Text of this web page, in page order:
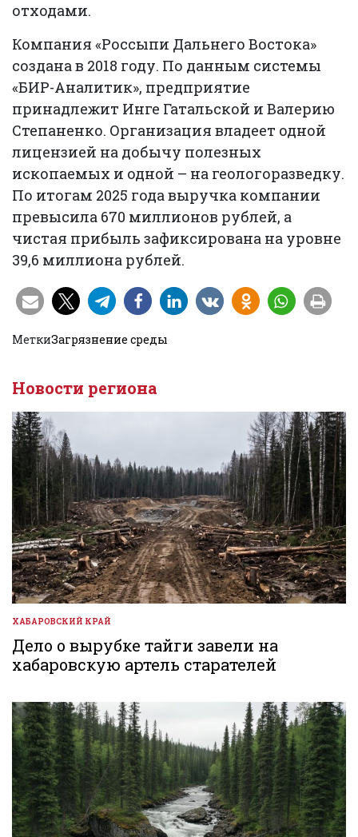
отходами.
Компания «Россыпи Дальнего Востока»
создана в 2018 году. По данным системы
«БИР-Аналитик», предприятие
принадлежит Инге Гатальской и Валерию
Степаненко. Организация владеет одной
лицензией на добычу полезных
ископаемых и одной – на геологоразведку.
По итогам 2025 года выручка компании
превысила 670 миллионов рублей, а
чистая прибыль зафиксирована на уровне
39,6 миллиона рублей.
МеткиЗагрязнение среды
Новости региона
ОПУБЛИКОВАНО
В
ХАБАРОВСКИЙ КРАЙ
Дело о вырубке тайги завели на
хабаровскую артель старателей